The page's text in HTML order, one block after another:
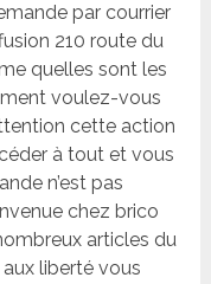
par courrier
210 route du
quelles sont les
voulez-vous
cette action
à tout et vous
n’est pas
chez brico
articles du
liberté vous